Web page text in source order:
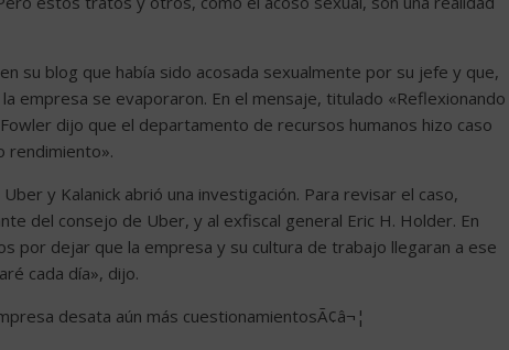
su blog que había sido acosada sexualmente por su jefe y que,
empresa se evaporaron. En el mensaje, titulado «Reflexionando
dijo que el departamento de recursos humanos hizo caso
rendimiento».
y Kalanick abrió una investigación. Para revisar el caso,
del consejo de Uber, y al exfiscal general Eric H. Holder. En
por dejar que la empresa y su cultura de trabajo llegaran a ese
cada día», dijo.
desata aún más cuestionamientosÃ¢â¬¦